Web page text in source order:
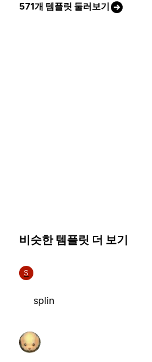
571개 템플릿 둘러보기
비슷한 템플릿 더 보기
S
splin